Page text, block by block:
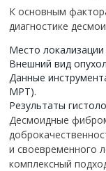
К основным
диагностике
Место
Внешний вид
Данные
МРТ).
Результаты
Десмоидные
и своевременного
комплексный